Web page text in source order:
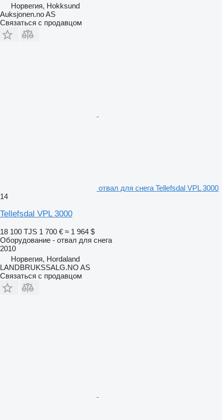
Норвегия, Hokksund
Auksjonen.no AS
Связаться с продавцом
отвал для снега Tellefsdal VPL 3000
14
Tellefsdal VPL 3000
18 100 TJS 1 700 € ≈ 1 964 $
Оборудование - отвал для снега
2010
Норвегия, Hordaland
LANDBRUKSSALG.NO AS
Связаться с продавцом